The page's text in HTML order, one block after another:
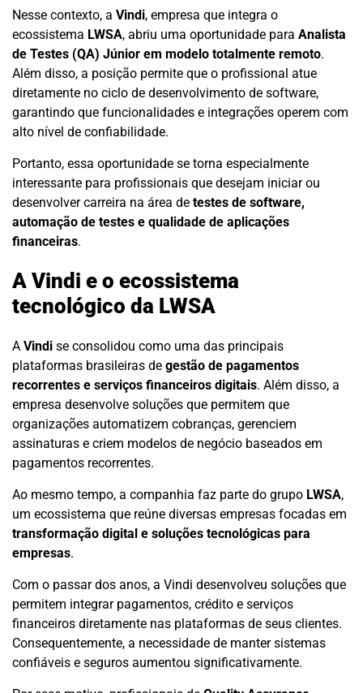
Nesse contexto, a Vindi, empresa que integra o
ecossistema LWSA, abriu uma oportunidade para Analista
de Testes (QA) Júnior em modelo totalmente remoto.
Além disso, a posição permite que o profissional atue
diretamente no ciclo de desenvolvimento de software,
garantindo que funcionalidades e integrações operem com
alto nível de confiabilidade.
Portanto, essa oportunidade se torna especialmente
interessante para profissionais que desejam iniciar ou
desenvolver carreira na área de testes de software,
automação de testes e qualidade de aplicações
financeiras.
A Vindi e o ecossistema
tecnológico da LWSA
A Vindi se consolidou como uma das principais
plataformas brasileiras de gestão de pagamentos
recorrentes e serviços financeiros digitais. Além disso, a
empresa desenvolve soluções que permitem que
organizações automatizem cobranças, gerenciem
assinaturas e criem modelos de negócio baseados em
pagamentos recorrentes.
Ao mesmo tempo, a companhia faz parte do grupo LWSA,
um ecossistema que reúne diversas empresas focadas em
transformação digital e soluções tecnológicas para
empresas.
Com o passar dos anos, a Vindi desenvolveu soluções que
permitem integrar pagamentos, crédito e serviços
financeiros diretamente nas plataformas de seus clientes.
Consequentemente, a necessidade de manter sistemas
confiáveis e seguros aumentou significativamente.